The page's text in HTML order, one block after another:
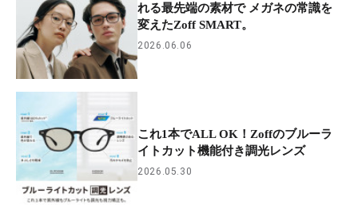
れる最先端の素材で メガネの常識を
変えたZoff SMART。
2026.06.06
これ1本でALL OK！Zoffのブルーラ
イトカット機能付き調光レンズ
2026.05.30